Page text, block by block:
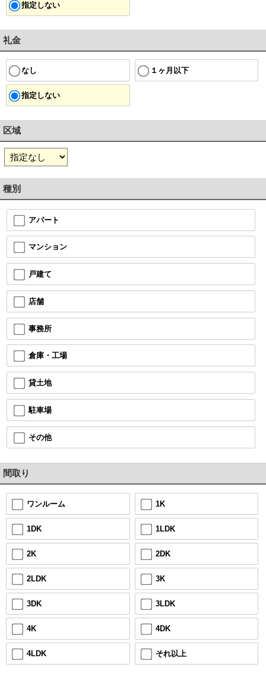
指定しない
礼金
なし １ヶ月以下
指定しない
区域
種別
アパート
マンション
戸建て
店舗
事務所
倉庫・工場
貸土地
駐車場
その他
間取り
ワンルーム 1K
1DK 1LDK
2K 2DK
2LDK 3K
3DK 3LDK
4K 4DK
4LDK それ以上